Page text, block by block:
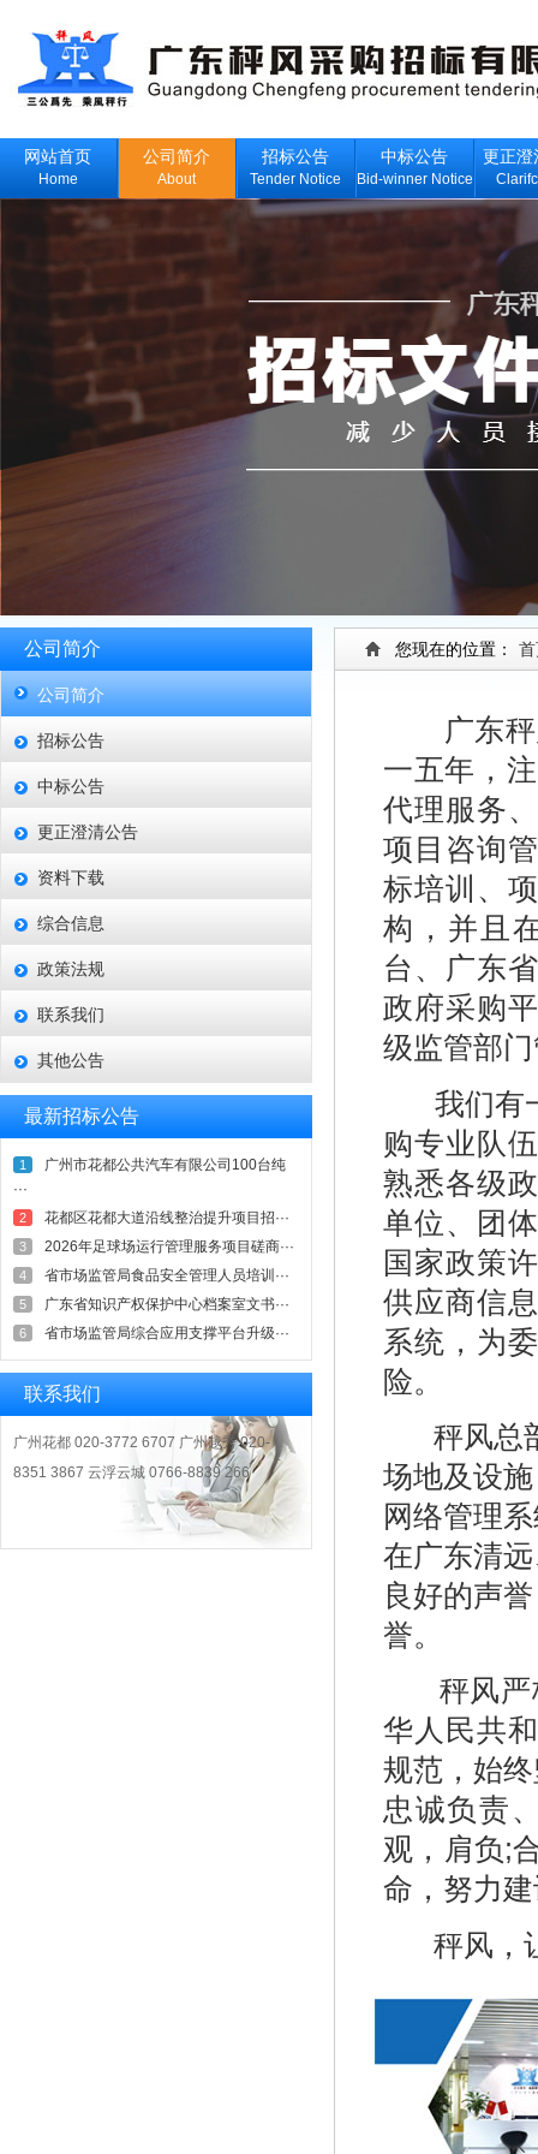
网站首页
Home
公司简介
About
招标公告
Tender Notice
中标公告
Bid-winner Notice
更正澄
公司简介
公司简介
招标公告
中标公告
更正澄清公告
资料下载
综合信息
政策法规
联系我们
其他公告
最新招标公告
1
广州市花都公共汽车有限公司100台纯
···
2 花都区花都大道沿线整治提升项目招···
3 2026年足球场运行管理服务项目磋商···
4 省市场监管局食品安全管理人员培训···
5 广东省知识产权保护中心档案室文书···
6 省市场监管局综合应用支撑平台升级···
联系我们
广州花都 020-3772 6707 广州越秀 020-
8351 3867 云浮云城 0766-8839 266
您现在的位置：
广东
一五年，
代理服务
项目咨询
标培训、
构，并且
台、广东
政府采购
级监管部
我们有一
购专业队
熟悉各级
单位、团
国家政策
供应商信
系统，为
险。
秤风总部
场地及设
网络管理
在广东清
良好的声
誉。
秤风严
华人民共
规范，始
忠诚负责
观，肩负;
命，努力
秤风，